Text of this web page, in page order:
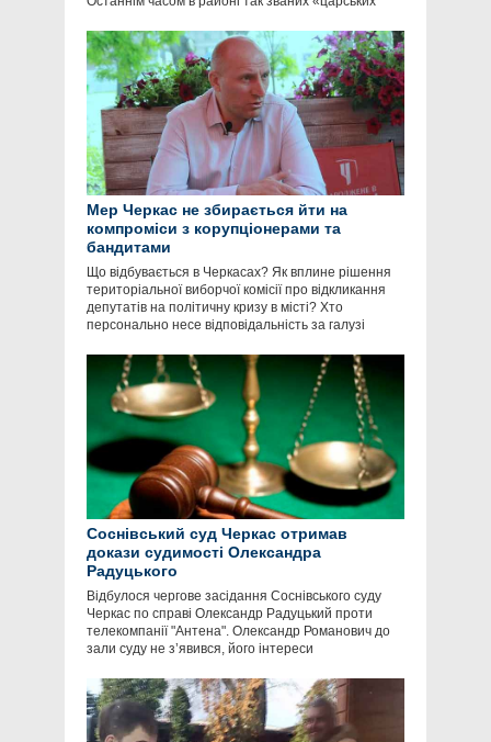
Мер Черкас не збирається йти на
компроміси з корупціонерами та
бандитами
Що відбувається в Черкасах? Як вплине рішення
територіальної виборчої комісії про відкликання
депутатів на політичну кризу в місті? Хто
персонально несе відповідальність за галузі
Соснівський суд Черкас отримав
докази судимості Олександра
Радуцького
Відбулося чергове засідання Соснівського суду
Черкас по справі Олександр Радуцький проти
телекомпанії "Антена". Олександр Романович до
зали суду не з’явився, його інтереси